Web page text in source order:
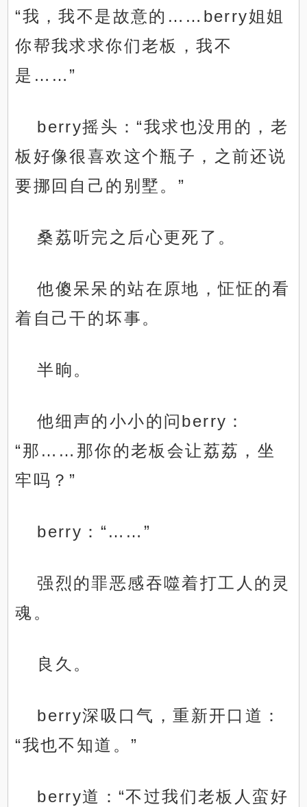
“我，我不是故意的……berry姐姐
你帮我求求你们老板，我不
是……”
berry摇头：“我求也没用的，老
板好像很喜欢这个瓶子，之前还说
要挪回自己的别墅。”
桑荔听完之后心更死了。
他傻呆呆的站在原地，怔怔的看
着自己干的坏事。
半晌。
他细声的小小的问berry：
“那……那你的老板会让荔荔，坐
牢吗？”
berry：“……”
强烈的罪恶感吞噬着打工人的灵
魂。
良久。
berry深吸口气，重新开口道：
“我也不知道。”
berry道：“不过我们老板人蛮好